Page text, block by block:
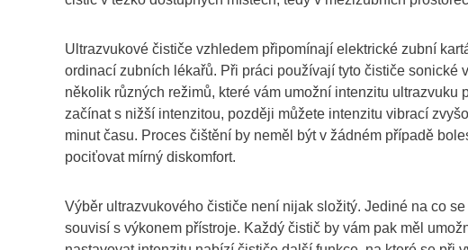
Ultrazvukové čističe vzhledem připomínají elektrické zubní
ordinací zubních lékařů. Při práci používají tyto čističe sonické
několik různých režimů, které vám umožní intenzitu
začínat s nižší intenzitou, později můžete intenzitu vibrací
minut času. Proces čištění by neměl být v žádném případě
pociťovat mírný diskomfort.
Výběr ultrazvukového čističe není nijak složitý. Jediné na co
souvisí s výkonem přístroje. Každý čistič by vám pak měl